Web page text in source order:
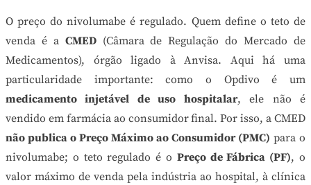
O preço do nivolumabe é regulado. Quem define o teto de
venda é a CMED(Câmara de Regulação do Mercado de
Medicamentos), órgão ligado à Anvisa. Aqui há uma
particularidade importante: como o Opdivo é um
medicamento injetável de uso hospitalar, ele não é
vendido em farmácia ao consumidor final. Por isso, a CMED
não publica o Preço Máximo ao Consumidor (PMC) para o
nivolumabe; o teto regulado é o Preço de Fábrica (PF), o
valor máximo de venda pela indústria ao hospital, à clínica